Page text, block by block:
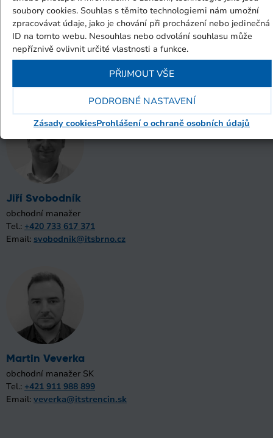
soubory cookies. Souhlas s těmito technologiemi nám umožní
zpracovávat údaje, jako je chování při procházení nebo jedinečná
ID na tomto webu. Nesouhlas nebo odvolání souhlasu může
nepříznivě ovlivnit určité vlastnosti a funkce.
PŘIJMOUT VŠE
PODROBNÉ NASTAVENÍ
Zásady cookiesProhlášení o ochraně osobních údajů
Jan Hanáček
obchodní manažer
Tel.: +420 739 002 168
Email:hanacek@itsbrno.cz
Jiří Svobodník
obchodní manažer
Tel.: +420 733 617 371
Email: svobodnik@itsbrno.cz
Martin Veverka
obchodní manažer SK
Tel.: +421 911 988 899
Email: veverka@itstrencin.sk